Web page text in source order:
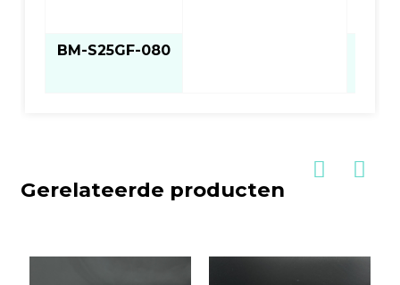
BM-S25GF-080
Gerelateerde producten